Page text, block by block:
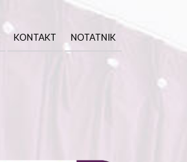
KONTAKT NOTATNIK